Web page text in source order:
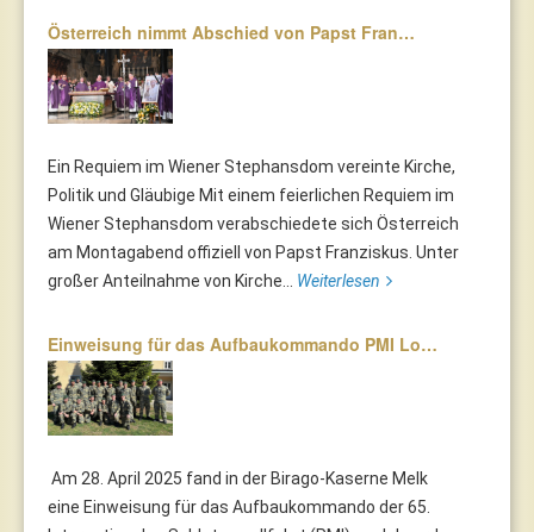
Österreich nimmt Abschied von Papst Fran…
Ein Requiem im Wiener Stephansdom vereinte Kirche,
Politik und Gläubige Mit einem feierlichen Requiem im
Wiener Stephansdom verabschiedete sich Österreich
am Montagabend offiziell von Papst Franziskus. Unter
großer Anteilnahme von Kirche... Weiterlesen
Einweisung für das Aufbaukommando PMI Lo…
Am 28. April 2025 fand in der Birago-Kaserne Melk
eine Einweisung für das Aufbaukommando der 65.